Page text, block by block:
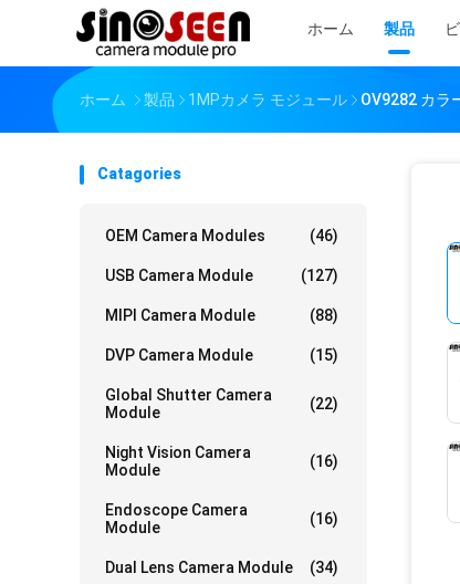
ホーム 製品
ホーム 製品 1MPカメラ モジュール OV9282 カラ
Catagories
OEM Camera Modules (46)
USB Camera Module (127)
MIPI Camera Module (88)
DVP Camera Module (15)
Global Shutter Camera
Module
(22)
Night Vision Camera
Module
(16)
Endoscope Camera
Module
(16)
Dual Lens Camera Module (34)